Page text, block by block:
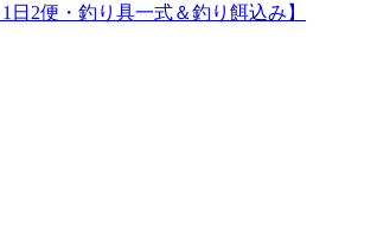
2便・釣り具一式＆釣り餌込み】